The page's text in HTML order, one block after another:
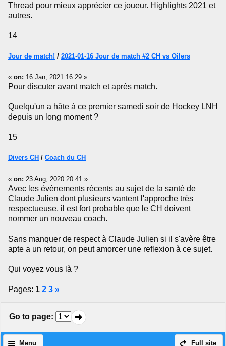
Thread pour mieux apprécier ce joueur. Highlights 2021 et
autres.
14
Jour de match! / 2021-01-16 Jour de match #2 CH vs Oilers
« on: 16 Jan, 2021 16:29 »
Pour discuter avant match et après match.
Quelqu'un a hâte à ce premier samedi soir de Hockey LNH
depuis un long moment ?
15
Divers CH / Coach du CH
« on: 23 Aug, 2020 20:41 »
Avec les évènements récents au sujet de la santé de
Claude Julien dont plusieurs vantent l'approche très
respectueuse, il est fort probable que le CH doivent
nommer un nouveau coach.
Sans manquer de respect à Claude Julien si il s'avère être
apte a un retour, on peut amorcer une reflexion à ce sujet.
Qui voyez vous là ?
Pages: 1 2 3 »
Go to page:
Full site
Menu